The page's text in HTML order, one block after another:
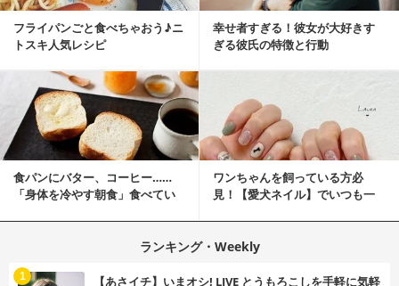
フライパンごと食べちゃおう♪ニ
トスキ人気レシピ
幸せ者すぎる！彼女が大好きす
ぎる彼氏の特徴と行動
食パンにバター、コーヒー……
「身体を冷やす朝食」食べてい
ワンちゃんを飼っている方必
見！【愛犬ネイル】でいつも一
ランキング・Weekly
【あさイチ】いまオシ! LIVE とうもろこしを手軽に気軽
1